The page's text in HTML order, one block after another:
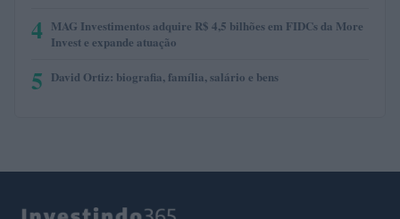
4 MAG Investimentos adquire R$ 4,5 bilhões em FIDCs da More
Invest e expande atuação
5 David Ortiz: biografia, família, salário e bens